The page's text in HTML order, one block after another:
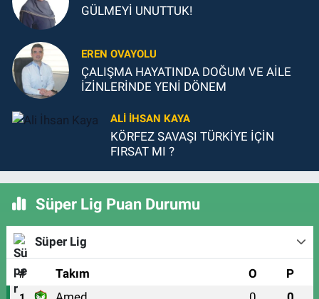
GÜLMEYİ UNUTTUK!
EREN OVAYOLU
ÇALIŞMA HAYATINDA DOĞUM VE AİLE
İZİNLERİNDE YENİ DÖNEM
ALI İHSAN KAYA
KÖRFEZ SAVAŞI TÜRKİYE İÇİN
FIRSAT MI ?
Süper Lig Puan Durumu
Süper Lig
# Takım O P